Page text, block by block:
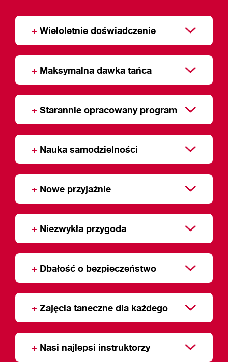
+ Wieloletnie doświadczenie
+ Maksymalna dawka tańca
+ Starannie opracowany program
+ Nauka samodzielności
+ Nowe przyjaźnie
+ Niezwykła przygoda
+ Dbałość o bezpieczeństwo
+ Zajęcia taneczne dla każdego
+ Nasi najlepsi instruktorzy